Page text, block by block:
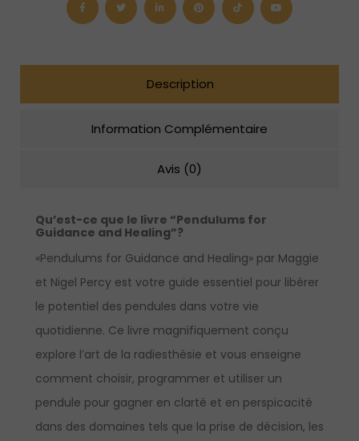
Description
Information Complémentaire
Avis (0)
Qu’est-ce que le livre “Pendulums for
Guidance and Healing”?
«Pendulums for Guidance and Healing» par Maggie
et Nigel Percy est votre guide essentiel pour libérer
le potentiel des pendules dans votre vie
quotidienne. Ce livre magnifiquement conçu
explore l’art de la radiesthésie et vous enseigne
comment choisir, programmer et utiliser un
pendule pour gagner en clarté et en perspicacité
dans des domaines tels que la prise de décision, les